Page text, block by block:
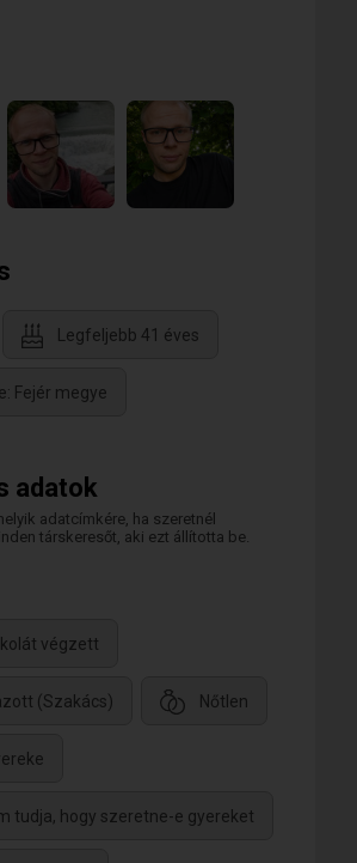
Legfeljebb 41 éves
Fejér megye
adatok
adatcímkére, ha szeretnél
társkeresőt, aki ezt állította be.
végzett
(Szakács) Nőtlen
tudja, hogy szeretne-e gyereket